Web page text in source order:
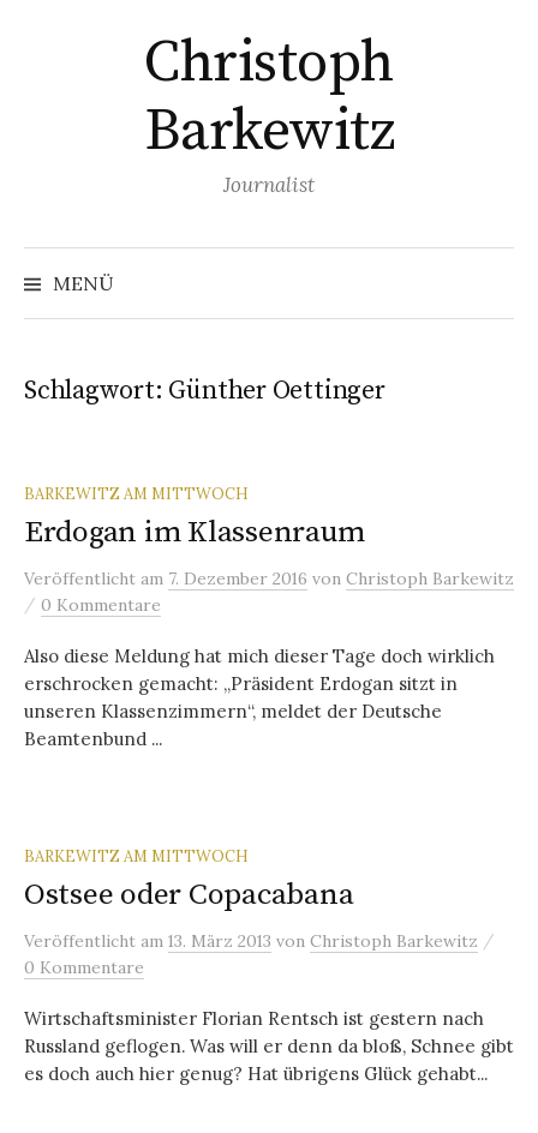
Christoph
Barkewitz
Journalist
MENÜ
Suchen
Schlagwort: Günther Oettinger
BARKEWITZ AM MITTWOCH
Erdogan im Klassenraum
Veröffentlicht am 7. Dezember 2016 von Christoph Barkewitz
/ 0 Kommentare
Also diese Meldung hat mich dieser Tage doch wirklich
erschrocken gemacht: „Präsident Erdogan sitzt in
unseren Klassenzimmern“, meldet der Deutsche
Beamtenbund ...
BARKEWITZ AM MITTWOCH
Ostsee oder Copacabana
Veröffentlicht am 13. März 2013 von Christoph Barkewitz /
0 Kommentare
Wirtschaftsminister Florian Rentsch ist gestern nach
Russland geflogen. Was will er denn da bloß, Schnee gibt
es doch auch hier genug? Hat übrigens Glück gehabt...